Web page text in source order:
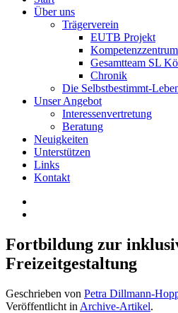
Über uns
Trägerverein
EUTB Projekt
Gesamtteam SL
Chronik
Die Selbstbestimmt-
Unser Angebot
Interessenvertretung
Beratung
Neuigkeiten
Unterstützen
Links
Kontakt
Fortbildung zur
Freizeitgestaltung
Geschrieben von Petra Dillmann-
Veröffentlicht in Archive-Artikel.